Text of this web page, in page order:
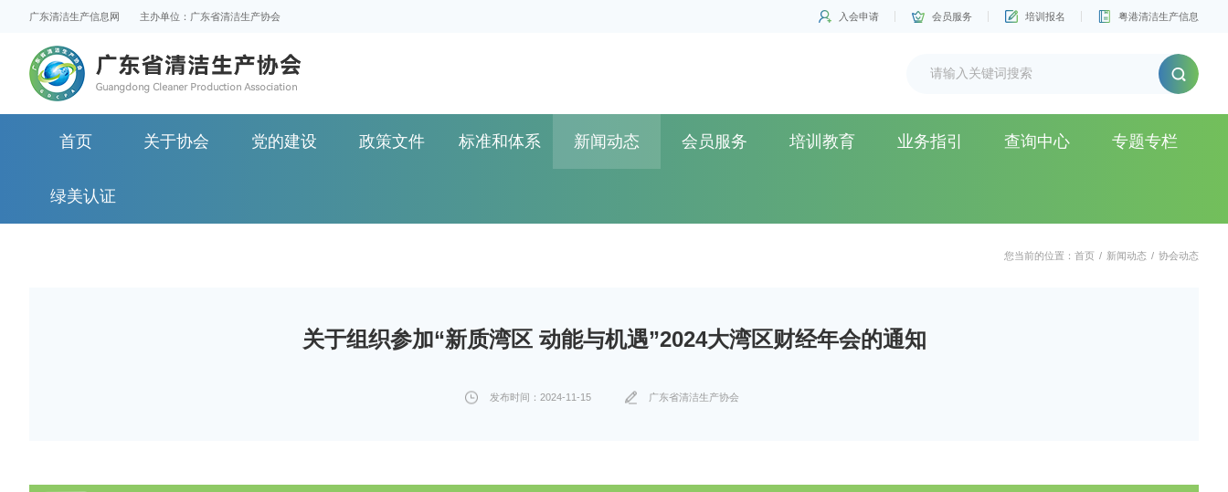
广东清洁生产信息网 主办单位：广东省清洁生产协会 入会申请 会员服务 培训报名 粤港清洁生产信息
首页 关于协会 党的建设 政策文件 标准和体系 新闻动态 会员服务 培训教育 业务指引 查询中心 专题专栏
绿美认证
您当前的位置： 首页 / 新闻动态 / 协会动态
关于组织参加“新质湾区 动能与机遇”2024大湾区财经年会的通知
发布时间：2024-11-15 广东省清洁生产协会